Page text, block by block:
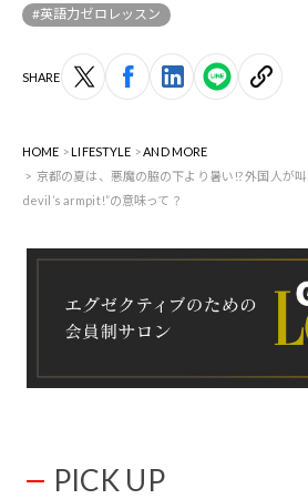
#英語力ゼロレッスン
SHARE
HOME LIFESTYLE
AND MORE
京都の夏は、悪魔の脇の下より暑い!? 外国人が
devil’s armpit!”の意味って？
PICK UP